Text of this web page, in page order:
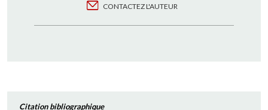
CONTACTEZ L'AUTEUR
Citation bibliographique